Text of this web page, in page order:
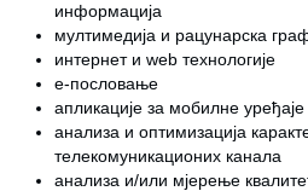
информација
мултимедија и рацунарска
интернет и web технологије
е-пословањe
апликације за мобилне уређаје
анализа и оптимизација
телекомуникационих канала
анализа и/или мјерење